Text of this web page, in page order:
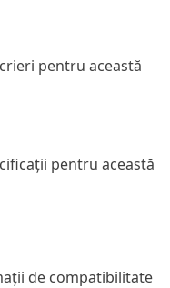
pentru această
pentru această
de compatibilitate